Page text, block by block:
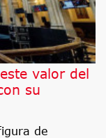
valor del
su
de